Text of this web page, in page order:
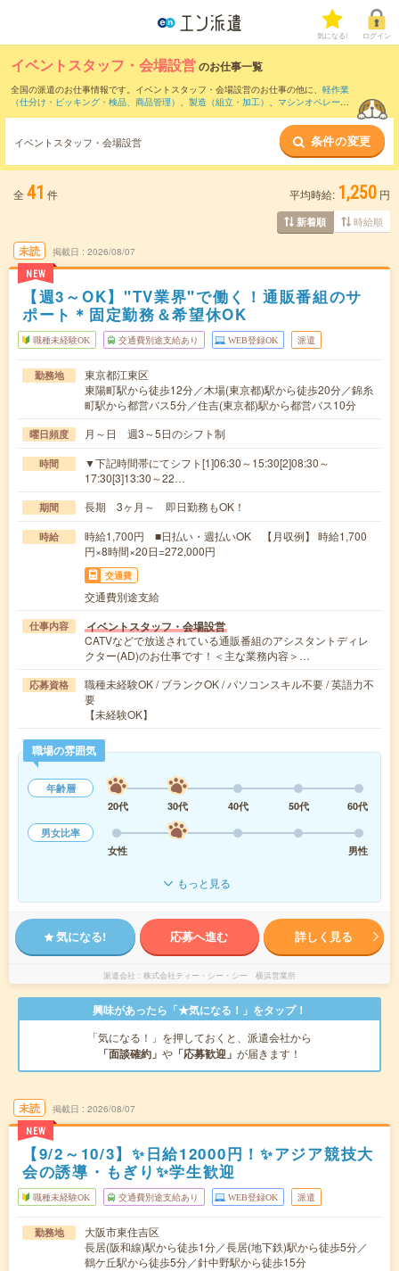
気になる! ログイン
イベントスタッフ・会場設営のお仕事一覧
全国の派遣のお仕事情報です。イベントスタッフ・会場設営のお仕事の他に、 軽作業
（仕分け・ピッキング・検品、商品管理） 、 製造（組立・加工） 、 マシンオペレータ
イベントスタッフ・会場設営の
お仕事とは？とは？
イベントスタッフ・会場設営 条件の変更
全 41 件 平均時給: 1,250 円
新着順 時給順
未読
NEW
掲載日 2026/08/07
【週3～OK】"TV業界"で働く！通販番組のサ
ポート＊固定勤務＆希望休OK
職種未経験OK 交通費別途支給あり WEB登録OK 派遣
勤務地
東京都江東区
東陽町駅から徒歩12分／木場(東京都)駅から徒歩20分／錦糸
町駅から都営バス5分／住吉(東京都)駅から都営バス10分
曜日頻度 月～日 週3～5日のシフト制
時間
▼下記時間帯にてシフト[1]06:30～15:30[2]08:30～
17:30[3]13:30～22…
期間 長期 3ヶ月～ 即日勤務もOK！
時給
時給1,700円 ■日払い・週払いOK 【月収例】 時給1,700
円×8時間×20日=272,000円
交通費
交通費別途支給
仕事内容 イベントスタッフ・会場設営
CATVなどで放送されている通販番組のアシスタントディレ
クター(AD)のお仕事です！＜主な業務内容＞…
応募資格
職種未経験OK / ブランクOK / パソコンスキル不要 / 英語力不
要
【未経験OK】
職場の雰囲気
年齢層
20代
30代 40代 50代
60代
男女比率
女性
男性
もっと見る
気になる! 応募へ進む 詳しく見る
派遣会社 株式会社ティー・シー・シー 横浜営業所
興味があったら「★気になる！」をタップ！
「気になる！」を押しておくと、派遣会社から
「面談確約」 や 「応募歓迎」 が届きます！
未読
NEW
掲載日 2026/08/07
【9/2～10/3】✨日給12000円！✨アジア競技大
会の誘導・もぎり✨学生歓迎
職種未経験OK 交通費別途支給あり WEB登録OK 派遣
勤務地
大阪市東住吉区
長居(阪和線)駅から徒歩1分／長居(地下鉄)駅から徒歩5分／
鶴ケ丘駅から徒歩5分／針中野駅から徒歩15分